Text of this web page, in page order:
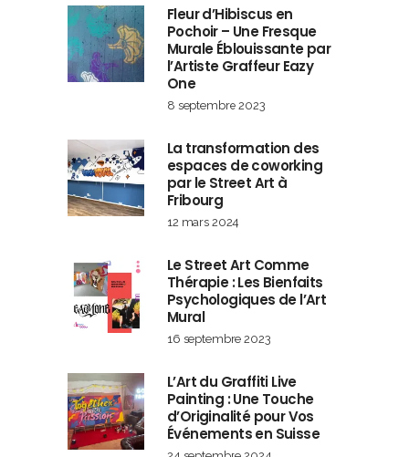
Fleur d’Hibiscus en
Pochoir – Une Fresque
Murale Éblouissante par
l’Artiste Graffeur Eazy
One
8 septembre 2023
La transformation des
espaces de coworking
par le Street Art à
Fribourg
12 mars 2024
Le Street Art Comme
Thérapie : Les Bienfaits
Psychologiques de l’Art
Mural
16 septembre 2023
L’Art du Graffiti Live
Painting : Une Touche
d’Originalité pour Vos
Événements en Suisse